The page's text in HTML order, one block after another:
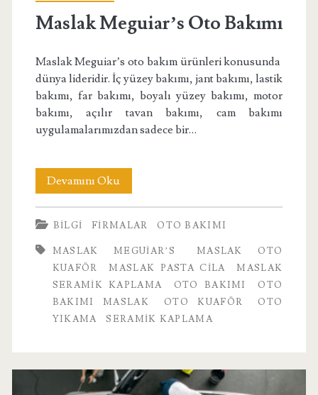
Maslak Meguiar’s Oto Bakımı
Maslak Meguiar’s oto bakım ürünleri konusunda
dünya lideridir. İç yüzey bakımı, jant bakımı, lastik
bakımı, far bakımı, boyalı yüzey bakımı, motor
bakımı, açılır tavan bakımı, cam bakımı
uygulamalarımızdan sadece bir…
Devamını OkuMaslak
Meguiar’s
Oto
Bakımı
BILGI FIRMALAR OTO BAKIMI
MASLAK MEGUIAR’S
MASLAK OTO
KUAFÖR
MASLAK PASTA CILA
MASLAK
SERAMIK KAPLAMA
OTO BAKIMI
OTO
BAKIMI MASLAK
OTO KUAFÖR
OTO
YIKAMA
SERAMIK KAPLAMA